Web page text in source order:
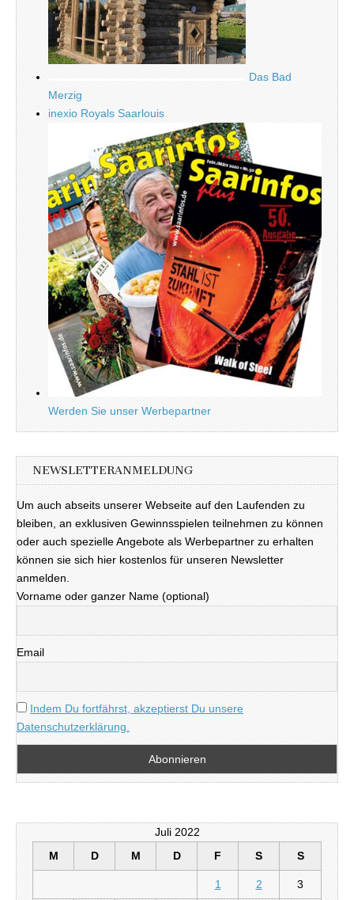
Das Bad
Merzig
inexio Royals Saarlouis
Werden Sie unser Werbepartner
NEWSLETTERANMELDUNG
Um auch abseits unserer Webseite auf den Laufenden zu
bleiben, an exklusiven Gewinnsspielen teilnehmen zu können
oder auch spezielle Angebote als Werbepartner zu erhalten
können sie sich hier kostenlos für unseren Newsletter
anmelden.
Vorname oder ganzer Name (optional)
Email
Indem Du fortfährst, akzeptierst Du unsere
Datenschutzerklärung.
Juli 2022
M
D M D F S S
1 2 3